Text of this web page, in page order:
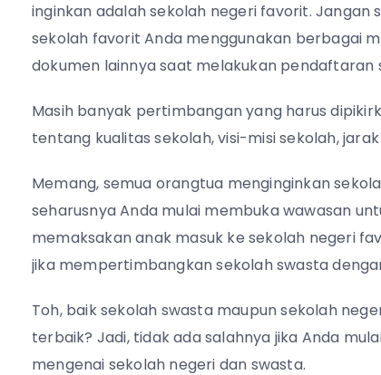
inginkan adalah sekolah negeri favorit. Jangan
sekolah favorit Anda menggunakan berbagai
dokumen lainnya saat melakukan pendaftaran
Masih banyak pertimbangan yang harus
tentang kualitas sekolah, visi-misi sekolah,
Memang, semua orangtua menginginkan
seharusnya Anda mulai membuka wawasan
memaksakan anak masuk ke sekolah negeri
jika mempertimbangkan sekolah swasta
Toh, baik sekolah swasta maupun sekolah
terbaik? Jadi, tidak ada salahnya jika Anda
mengenai sekolah negeri dan swasta.